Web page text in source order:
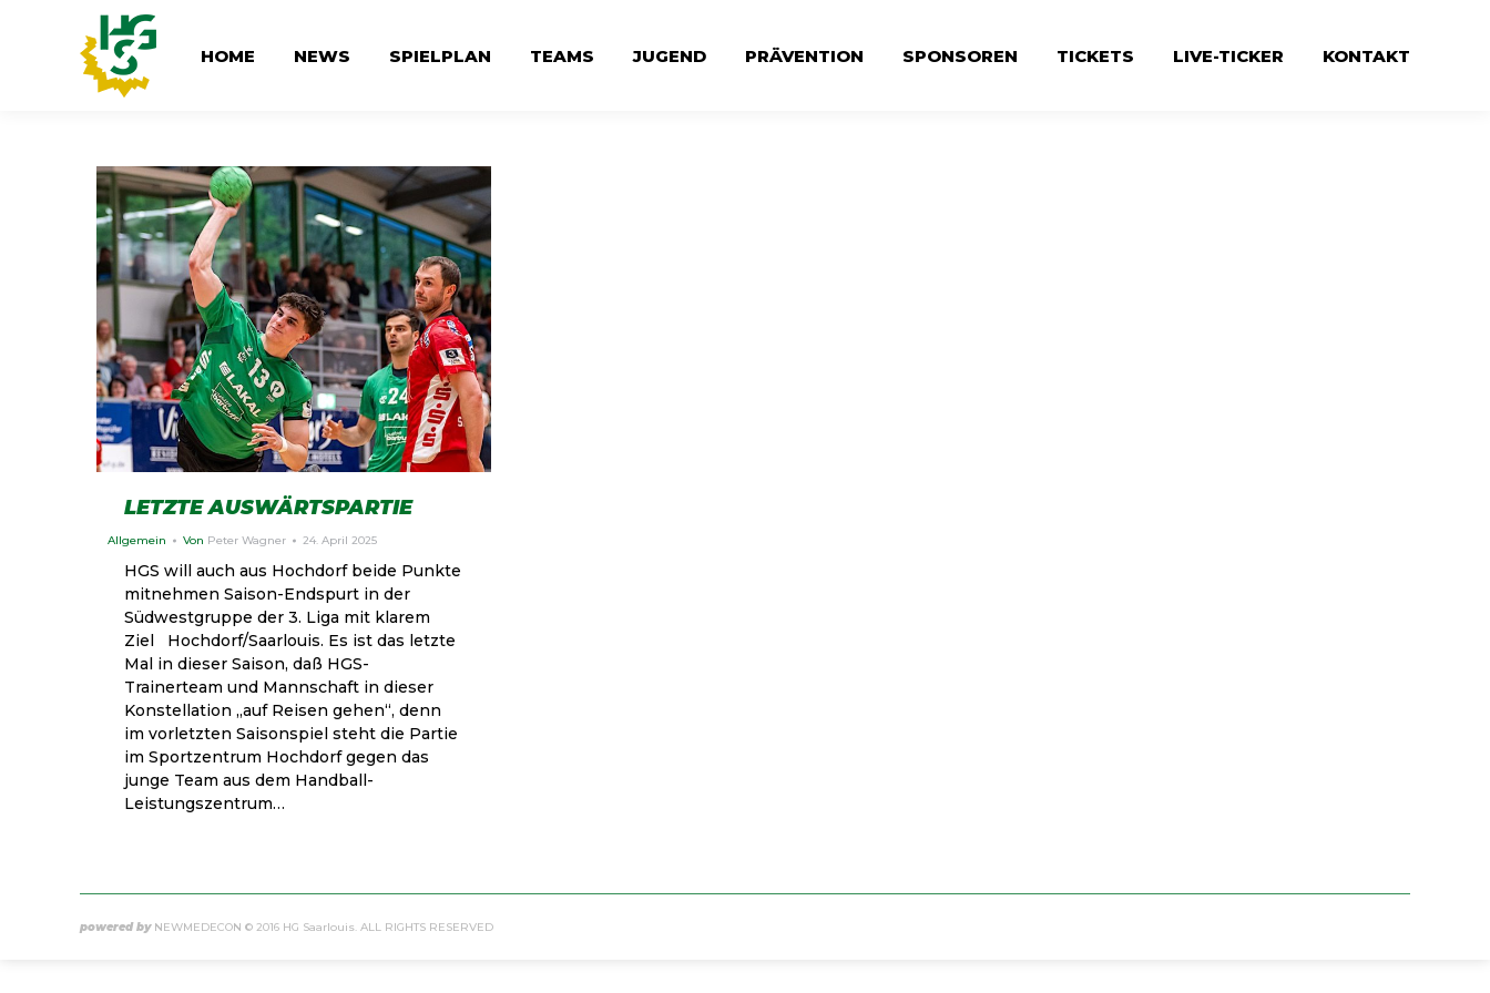
HOME NEWS SPIELPLAN TEAMS JUGEND PRÄVENTION SPONSOREN TICKETS LIVE-TICKER KONTAKT
LETZTE AUSWÄRTSPARTIE
Allgemein Von Peter Wagner 24. April 2025
HGS will auch aus Hochdorf beide Punkte
mitnehmen Saison-Endspurt in der
Südwestgruppe der 3. Liga mit klarem
Ziel Hochdorf/Saarlouis. Es ist das letzte
Mal in dieser Saison, daß HGS-
Trainerteam und Mannschaft in dieser
Konstellation „auf Reisen gehen“, denn
im vorletzten Saisonspiel steht die Partie
im Sportzentrum Hochdorf gegen das
junge Team aus dem Handball-
Leistungszentrum…
powered by NEWMEDECON © 2016 HG Saarlouis. ALL RIGHTS RESERVED